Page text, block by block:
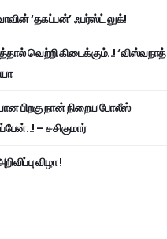
‘தகப்பன்’ ஃபர்ஸ்ட் லுக்!
வெற்றி கிடைக்கும்..! ‘விஸ்வநாத்
பிறகு நான் நிறைய போலீஸ்
– சசிகுமார்
விழா !